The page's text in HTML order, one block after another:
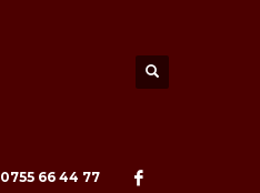
0755 66 44 77